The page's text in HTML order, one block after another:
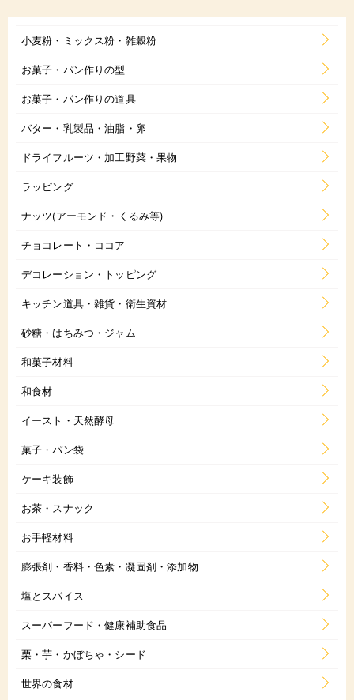
小麦粉・ミックス粉・雑穀粉
お菓子・パン作りの型
お菓子・パン作りの道具
バター・乳製品・油脂・卵
ドライフルーツ・加工野菜・果物
ラッピング
ナッツ(アーモンド・くるみ等)
チョコレート・ココア
デコレーション・トッピング
キッチン道具・雑貨・衛生資材
砂糖・はちみつ・ジャム
和菓子材料
和食材
イースト・天然酵母
菓子・パン袋
ケーキ装飾
お茶・スナック
お手軽材料
膨張剤・香料・色素・凝固剤・添加物
塩とスパイス
スーパーフード・健康補助食品
栗・芋・かぼちゃ・シード
世界の食材